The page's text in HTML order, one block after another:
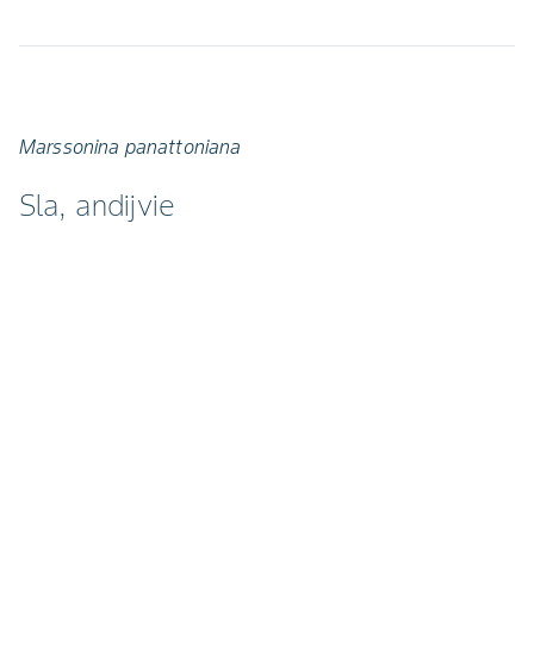
Marssonina panattoniana
Sla, andijvie